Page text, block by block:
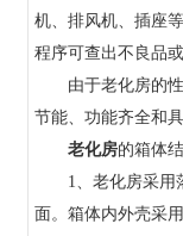
机、排风机、插座
程序可查出不良品
由于老化房的性
节能、功能齐全和
老化房的箱体结
1、老化房采用落
面。箱体内外壳采